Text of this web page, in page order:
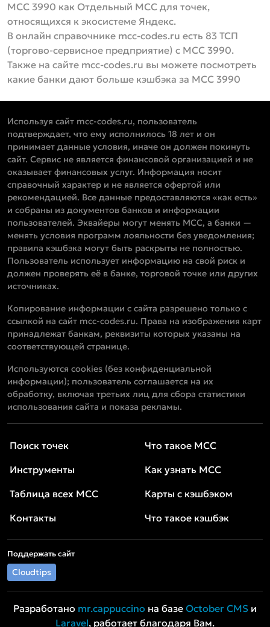
МСС 3990 как Отдельный MCC для точек,
относящихся к экосистеме Яндекс.
В онлайн справочнике mcc-codes.ru есть 83 ТСП
(торгово-сервисное предприятие) с MCC 3990.
Также на сайте mcc-codes.ru вы можете посмотреть
какие банки дают больше кэшбэка за MCC 3990
Используя сайт mcc-codes.ru, пользователь
подтверждает, что ему исполнилось 18 лет и он
принимает данные условия, иначе он должен покинуть
сайт. Сервис не является финансовой организацией и не
оказывает финансовых услуг. Информация носит
справочный характер и не является офертой или
рекомендацией. Все данные предоставляются «как есть»
и собраны из документов банков и информации
пользователей. Эквайеры могут менять MCC, а банки —
менять условия программ лояльности без уведомления;
правила кэшбэка могут быть раскрыты не полностью.
Пользователь использует информацию на свой риск и
должен проверять её в банке, торговой точке или других
источниках.
Копирование информации с сайта разрешено только с
ссылкой на сайт mcc-codes.ru. Права на изображения карт
принадлежат банкам, реквизиты которых указаны на
соответствующей странице.
Используются cookies (без конфиденциальной
информации); пользователь соглашается на их
обработку, включая третьих лиц для сбора статистики
использования сайта и показа рекламы.
Поиск точек
Инструменты
Таблица всех MCC
Контакты
Что такое MCC
Как узнать MCC
Карты с кэшбэком
Что такое кэшбэк
Поддержать сайт
Cloudtips
Разработано mr.cappuccino на базе October CMS и
Laravel, работает благодаря Вам.